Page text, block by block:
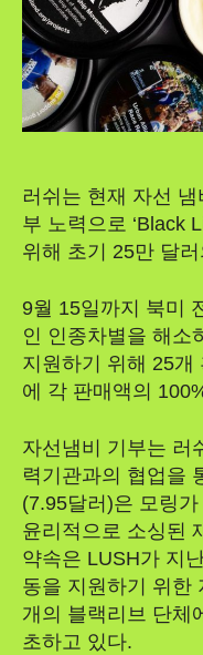
러쉬는 현재 자선 냄
부 노력으로 ‘Black
위해 초기 25만 달
9월 15일까지 북미
인 인종차별을 해소
지원하기 위해 25개
에 각 판매액의
자선냄비 기부는 러
력기관과의 협업을
(7.95달러)은 모링
윤리적으로 소싱된
약속은 LUSH가 지
동을 지원하기 위한
개의 블랙리브 단체
초하고 있다.